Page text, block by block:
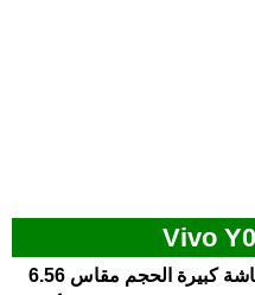
الهاتف يأتي بشاشة كبيرة الحجم مقاس 6.56